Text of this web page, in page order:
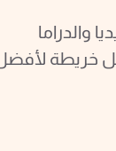
والدراما